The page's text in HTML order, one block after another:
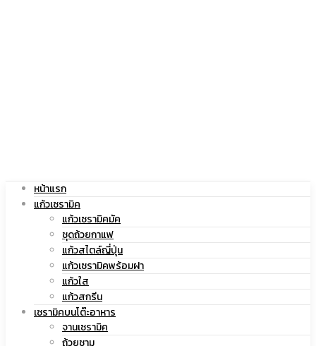
|สกรีน
โลโก้
หน้าแรก
แก้วเซรามิค
แก้วเซรามิคมัค
ชุดถ้วยกาแฟ
แก้วสไตล์ญี่ปุ่น
แก้วเซรามิคพร้อมฝา
แก้วใส
แก้วสกรีน
เซรามิคบนโต๊ะอาหาร
จานเซรามิค
ถ้วยชาม